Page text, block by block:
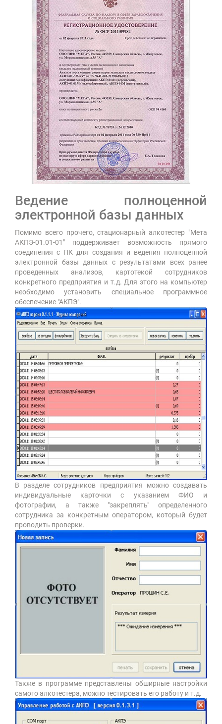
Ведение полноценной
электронной базы данных
Помимо всего прочего, стационарный алкотестер "Мета
АКПЭ-01.01-01" поддерживает возможность прямого
соединения с ПК для создания и ведения полноценной
электронной базы данных с результатами всех ранее
проведенных анализов, картотекой сотрудников
конкретного предприятия и т.д. Для этого на компьютер
необходимо установить специальное программное
обеспечение "АКПЭ".
В разделе сотрудников предприятия можно создавать
индивидуальные карточки с указанием ФИО и
фотографии, а также "закреплять" определенного
сотрудника за конкретным оператором, который будет
проводить проверки.
Также в программе представлены обширные настройки
самого алкотестера, можно тестировать его работу и т.д.